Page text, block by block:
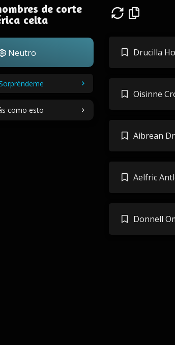
de corte
celta
Neutro
como esto
Drucilla
Oisinne
Aibrean
Aelfric
Donnell